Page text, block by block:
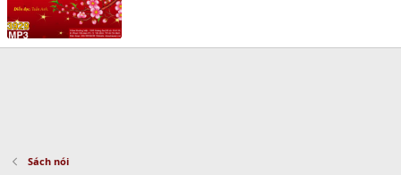
Sách nói